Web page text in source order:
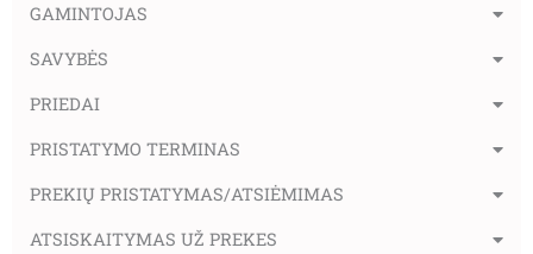
GAMINTOJAS
SAVYBĖS
PRIEDAI
PRISTATYMO TERMINAS
PREKIŲ PRISTATYMAS/ATSIĖMIMAS
ATSISKAITYMAS UŽ PREKES